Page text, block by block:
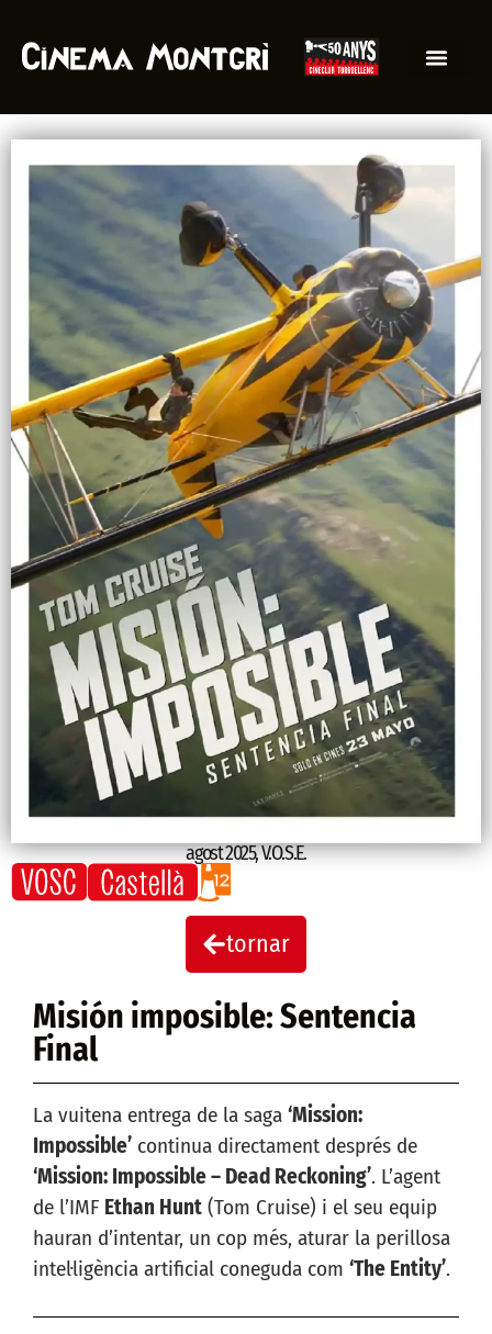
agost 2025,V.O.S.E.
tornar
Misión imposible: Sentencia
Final
La vuitena entrega de la saga ‘Mission:
Impossible’ continua directament després de
‘Mission: Impossible – Dead Reckoning’. L’agent
de l’IMF Ethan Hunt (Tom Cruise) i el seu equip
hauran d’intentar, un cop més, aturar la perillosa
intel·ligència artificial coneguda com ‘The Entity’.